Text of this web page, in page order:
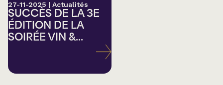
27-11-2025 | Actualités
SUCCÈS DE LA 3E
ÉDITION DE LA
SOIRÉE VIN &...